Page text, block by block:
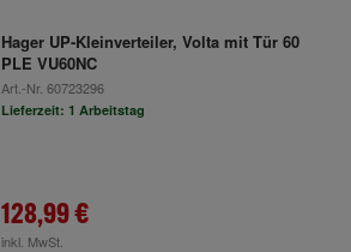
Hager UP-Kleinverteiler, Volta mit Tür 60
PLE VU60NC
Art.-Nr. 60723296
Lieferzeit: 1 Arbeitstag
128,99 €
inkl. MwSt.